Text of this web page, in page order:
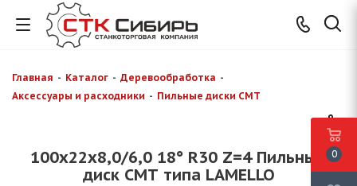
Главная - Каталог - Деревообработка -
Аксессуары и расходники - Пильные диски CMT
100x22x8,0/6,0 18° R30 Z=4 Пильный
диск СМТ типа LAMELLO
0